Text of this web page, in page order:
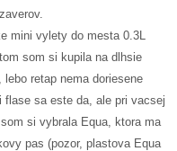
mini vylety do mesta 0.3L
som si kupila na dlhsie
retap nema doriesene
flase sa este da, ale pri vacsej
si vybrala Equa, ktora ma
pas (pozor, plastova Equa